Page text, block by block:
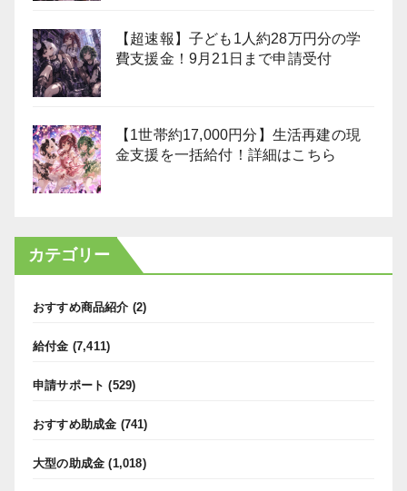
【超速報】子ども1人約28万円分の学
費支援金！9月21日まで申請受付
【1世帯約17,000円分】生活再建の現
金支援を一括給付！詳細はこちら
カテゴリー
おすすめ商品紹介 (2)
給付金 (7,411)
申請サポート (529)
おすすめ助成金 (741)
大型の助成金 (1,018)